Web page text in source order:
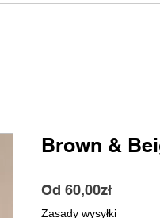
Brown &
Od 60,00złCena
Zasady wysyłki